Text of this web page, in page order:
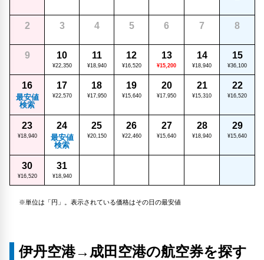
2 3 4 5 6 7 8
9 10
¥22,350
11
¥18,940
12
¥16,520
13
¥15,200
14
¥18,940
15
¥36,100
16
最安値
検索
17
¥22,570
18
¥17,950
19
¥15,640
20
¥17,950
21
¥15,310
22
¥16,520
23
¥18,940
24
最安値
検索
25
¥20,150
26
¥22,460
27
¥15,640
28
¥18,940
29
¥15,640
30
¥16,520
31
¥18,940
※単位は「円」。表示されている価格はその日の最安値
伊丹空港→成田空港の航空券を探す